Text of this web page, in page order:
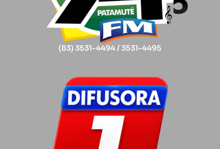
(83) 3531-4494 / 3531-4495